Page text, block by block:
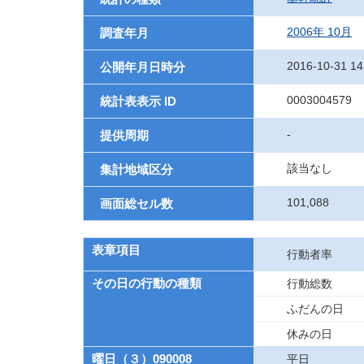
調査年月 2006年 10月
公開年月日時分 2016-10-31
統計表表示 ID 0003004579
提供周期 -
集計地域区分 該当なし
画面総セル数 101,088
表章項目 行動者率
その日の行動の種類
行動総数
ふだんの日
休みの日
曜日（３）090008 平日